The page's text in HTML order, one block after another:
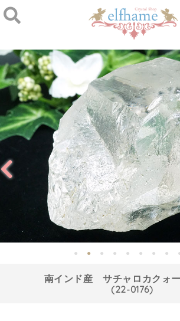
南インド産 サチャロカクォ
(22-0176)